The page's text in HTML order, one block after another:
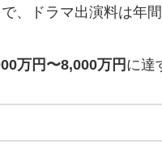
、ドラマ出演料は年間
万円〜8,000万円 に達